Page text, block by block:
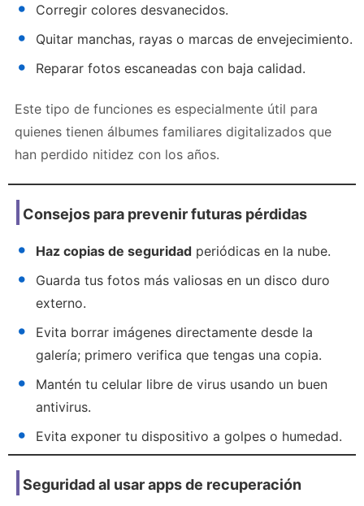
Corregir colores desvanecidos.
Quitar manchas, rayas o marcas de envejecimiento.
Reparar fotos escaneadas con baja calidad.
Este tipo de funciones es especialmente útil para
quienes tienen álbumes familiares digitalizados que
han perdido nitidez con los años.
Consejos para prevenir futuras pérdidas
Haz copias de seguridad periódicas en la nube.
Guarda tus fotos más valiosas en un disco duro
externo.
Evita borrar imágenes directamente desde la
galería; primero verifica que tengas una copia.
Mantén tu celular libre de virus usando un buen
antivirus.
Evita exponer tu dispositivo a golpes o humedad.
Seguridad al usar apps de recuperación